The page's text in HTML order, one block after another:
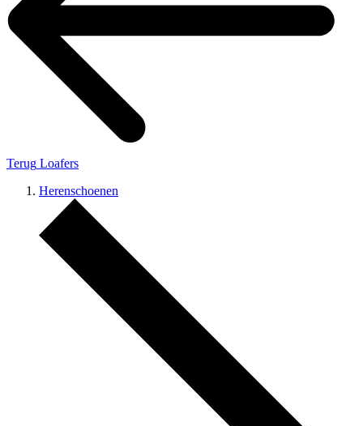
Terug Loafers
Herenschoenen